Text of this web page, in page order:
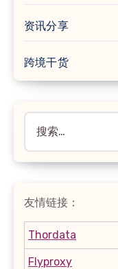
资讯分享
跨境干货
索：
友情链接：
Thordata
Flyproxy